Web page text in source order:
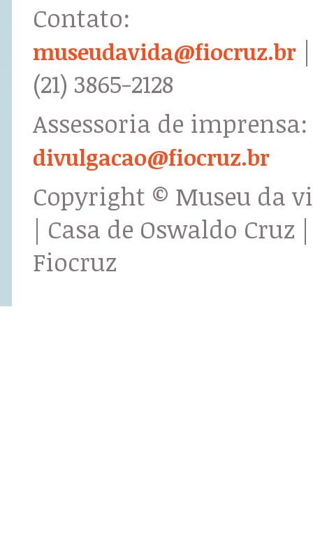
Contato:
museudavida@fiocruz.br |
(21) 3865-2128
Assessoria de imprensa:
divulgacao@fiocruz.br
Copyright © Museu da
| Casa de Oswaldo Cruz |
Fiocruz